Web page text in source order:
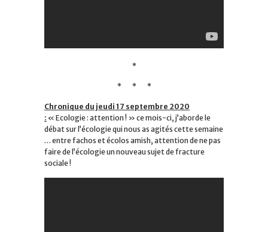
*
* * *
Chronique du jeudi 17 septembre 2020
: « Ecologie : attention ! » ce mois-ci, j’aborde le
débat sur l’écologie qui nous as agités cette semaine
… entre fachos et écolos amish, attention de ne pas
faire de l’écologie un nouveau sujet de fracture
sociale !